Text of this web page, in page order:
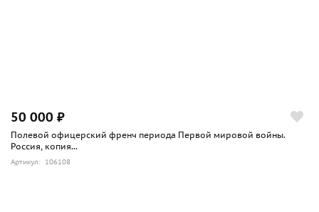
50 000 ₽
Полевой офицерский френч периода Первой мировой войны.
Россия, копия...
Артикул: 106108